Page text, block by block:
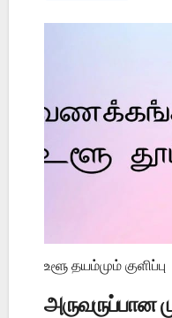
உளூ தயம்மும் குளிப்பு
அருவருப்பான